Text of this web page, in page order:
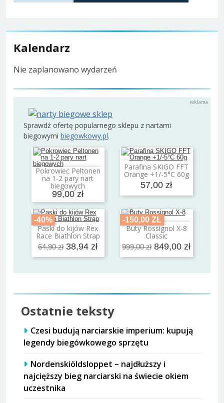
Kalendarz
Nie zaplanowano wydarzeń
Sprawdź ofertę popularnego sklepu z nartami
biegowymi biegowkowy.pl.
Pokrowiec Peltonen
na 1-2 pary nart
biegowych
99,00 zł
Dodaj do koszyka
Parafina SKIGO FFT
Orange +1/-5°C 60g
57,00 zł
Dodaj do koszyka
-40%
Paski do kijów Rex
Race Biathlon Strap
64,90 zł 38,94 zł
Dodaj do koszyka
-150,00 ZŁ
Buty Rossignol X-8
Classic
999,00 zł 849,00 zł
Dodaj do koszyka
Ostatnie teksty
Czesi budują narciarskie imperium: kupują
legendy biegówkowego sprzętu
Nordenskiöldsloppet – najdłuższy i
najcięższy bieg narciarski na świecie okiem
uczestnika